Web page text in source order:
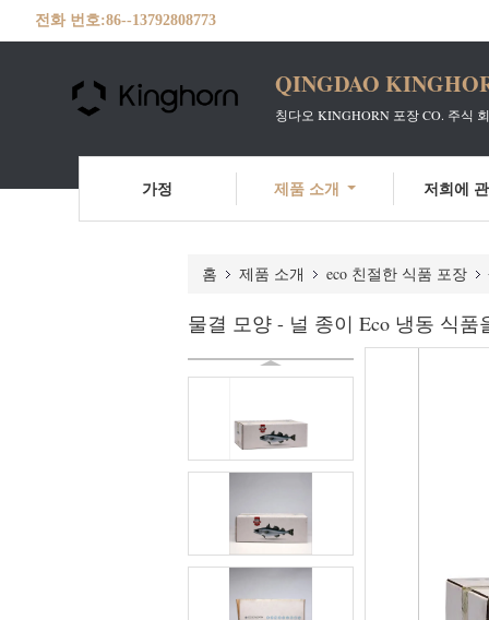
전화 번호:86--13792808773
QINGDAO
칭다오 KINGHORN 포장 CO. 주식
가정 제품 소개 저희에
홈 제품 소개 eco 친절한 식품 포장
물결 모양 - 널 종이 Eco 냉동 식